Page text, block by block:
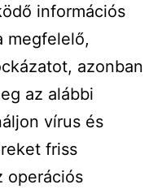
információs
megfelelő,
azonban
az alábbi
vírus és
friss
operációs